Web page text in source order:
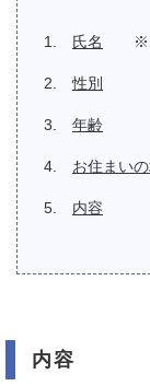
氏名 ※フ
性別
年齢
お住まい
内容
内容